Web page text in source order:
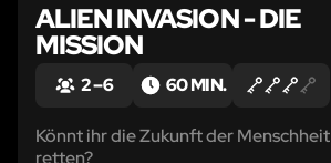
ALIEN INVASION - DIE
MISSION
2 – 6 60 MIN.
Könnt ihr die Zukunft der Menschheit
retten?